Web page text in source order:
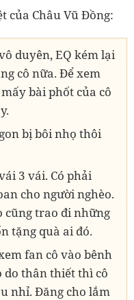
của Châu Vũ Đồng:
duyên, EQ kém lại
cô nữa. Để xem
bài phốt của cô
bị bôi nhọ thôi
3 vái. Có phải
cho người nghèo.
cũng trao đi những
tặng quà ai đó.
fan cô vào bênh
do thân thiết thì cô
nhỉ. Đăng cho lắm